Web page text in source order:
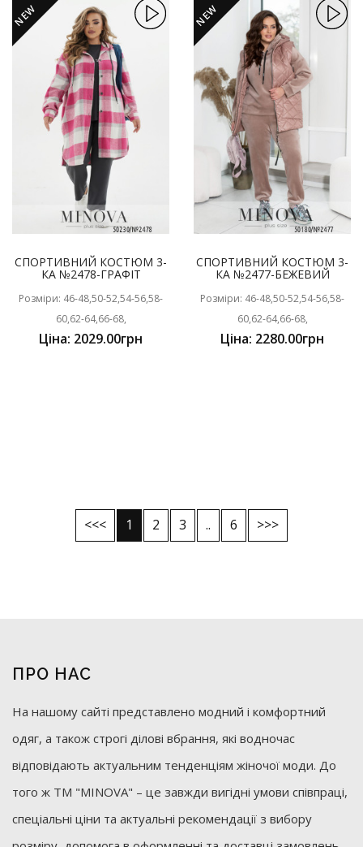
NEW
СПОРТИВНИЙ КОСТЮМ 3-
КА №2478-ГРАФІТ
Розміри: 46-48,50-52,54-56,58-
60,62-64,66-68,
Ціна: 2029.00грн
NEW
СПОРТИВНИЙ КОСТЮМ 3-
КА №2477-БЕЖЕВИЙ
Розміри: 46-48,50-52,54-56,58-
60,62-64,66-68,
Ціна: 2280.00грн
<<< 1 2 3 .. 6 >>>
ПРО НАС
На нашому сайті представлено модний і комфортний
одяг, а також строгі ділові вбрання, які водночас
відповідають актуальним тенденціям жіночої моди. До
того ж ТМ "MINOVA" – це завжди вигідні умови співпраці,
спеціальні ціни та актуальні рекомендації з вибору